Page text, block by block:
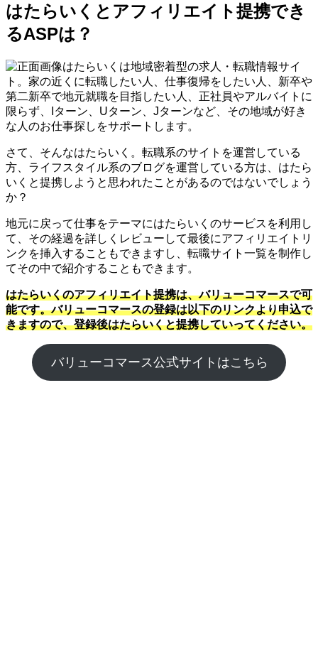
はたらいくとアフィリエイト提携でき
るASPは？
はたらいくは地域密着型の求人・転職情報サイ
ト。家の近くに転職したい人、仕事復帰をしたい人、新卒や
第二新卒で地元就職を目指したい人、正社員やアルバイトに
限らず、Iターン、Uターン、Jターンなど、その地域が好き
な人のお仕事探しをサポートします。
さて、そんなはたらいく。転職系のサイトを運営している
方、ライフスタイル系のブログを運営している方は、はたら
いくと提携しようと思われたことがあるのではないでしょう
か？
地元に戻って仕事をテーマにはたらいくのサービスを利用し
て、その経過を詳しくレビューして最後にアフィリエイトリ
ンクを挿入することもできますし、転職サイト一覧を制作し
てその中で紹介することもできます。
はたらいくのアフィリエイト提携は、バリューコマースで可
能です。バリューコマースの登録は以下のリンクより申込で
きますので、登録後はたらいくと提携していってください。
バリューコマース公式サイトはこちら